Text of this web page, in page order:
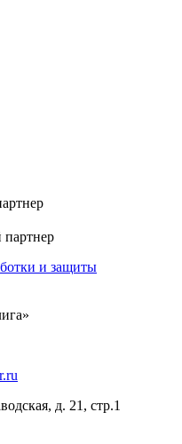
и защиты
д. 21, стр.1